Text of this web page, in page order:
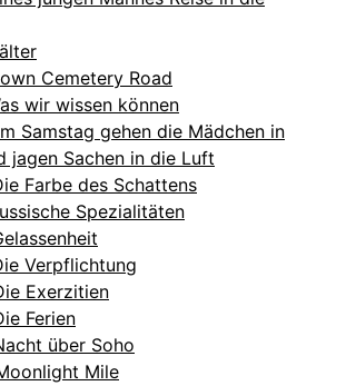
Cemetery Road
wir wissen können
Samstag gehen die Mädchen in
jagen Sachen in die Luft
Farbe des Schattens
Spezialitäten
Verpflichtung
Exerzitien
Ferien
über Soho
Mile